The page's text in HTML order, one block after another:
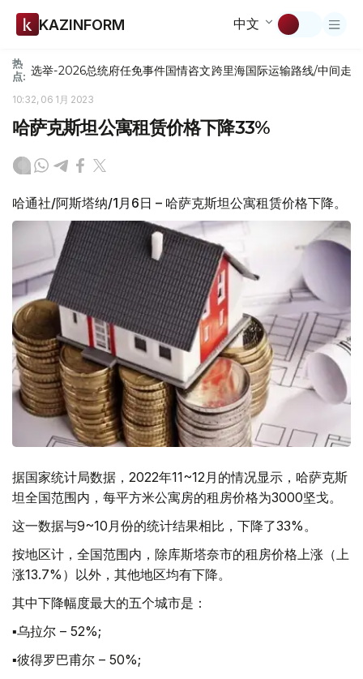
KAZINFORM 中文
热
点: 选举-2026总统府任免事件国情咨文跨里海国际运输路线/中间走廊
10:32, 06 1月 2023
哈萨克斯坦公寓租赁价格下降33%
哈通社/阿斯塔纳/1月6日 – 哈萨克斯坦公寓租赁价格下降。
据国家统计局数据，2022年11~12月的情况显示，哈萨克斯
坦全国范围内，每平方米公寓房的租房价格为3000坚戈。
这一数据与9~10月份的统计结果相比，下降了33%。
按地区计，全国范围内，除库斯塔奈市的租房价格上涨（上
涨13.7%）以外，其他地区均有下降。
其中下降幅度最大的五个城市是：
▪乌拉尔 – 52%;
▪彼得罗巴甫尔 – 50%;